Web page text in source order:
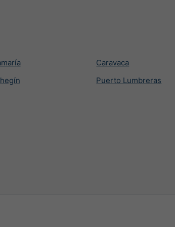
Caravaca
Puerto Lumbreras